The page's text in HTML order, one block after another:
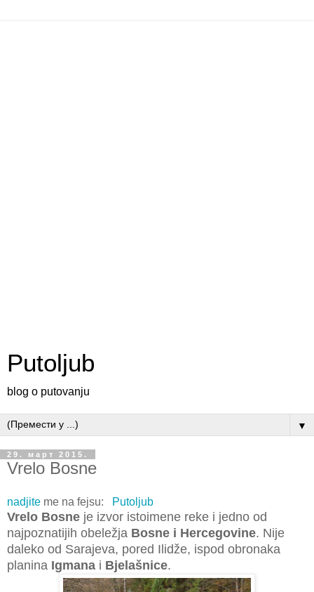
Putoljub
blog o putovanju
▼
29. март 2015.
Vrelo Bosne
nadjite me na fejsu: Putoljub
Vrelo Bosne je izvor istoimene reke i jedno od
najpoznatijih obeležja Bosne i Hercegovine. Nije
daleko od Sarajeva, pored Ilidže, ispod obronaka
planina Igmana i Bjelašnice.